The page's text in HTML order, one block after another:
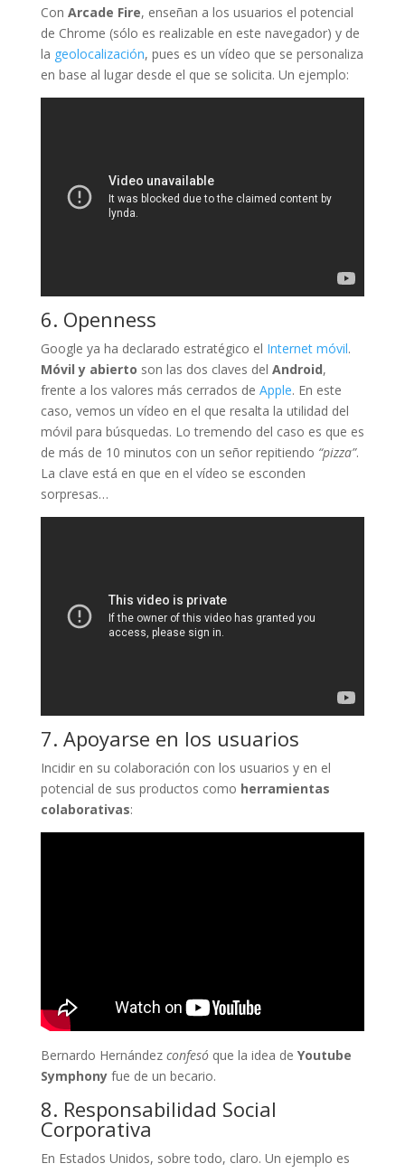
Con Arcade Fire, enseñan a los usuarios el potencial
de Chrome (sólo es realizable en este navegador) y de
la geolocalización, pues es un vídeo que se personaliza
en base al lugar desde el que se solicita. Un ejemplo:
6. Openness
Google ya ha declarado estratégico el Internet móvil.
Móvil y abierto son las dos claves del Android,
frente a los valores más cerrados de Apple. En este
caso, vemos un vídeo en el que resalta la utilidad del
móvil para búsquedas. Lo tremendo del caso es que es
de más de 10 minutos con un señor repitiendo “pizza”.
La clave está en que en el vídeo se esconden
sorpresas…
7. Apoyarse en los usuarios
Incidir en su colaboración con los usuarios y en el
potencial de sus productos como herramientas
colaborativas:
Bernardo Hernández confesó que la idea de Youtube
Symphonyfue de un becario.
8. Responsabilidad Social
Corporativa
En Estados Unidos, sobre todo, claro. Un ejemplo es